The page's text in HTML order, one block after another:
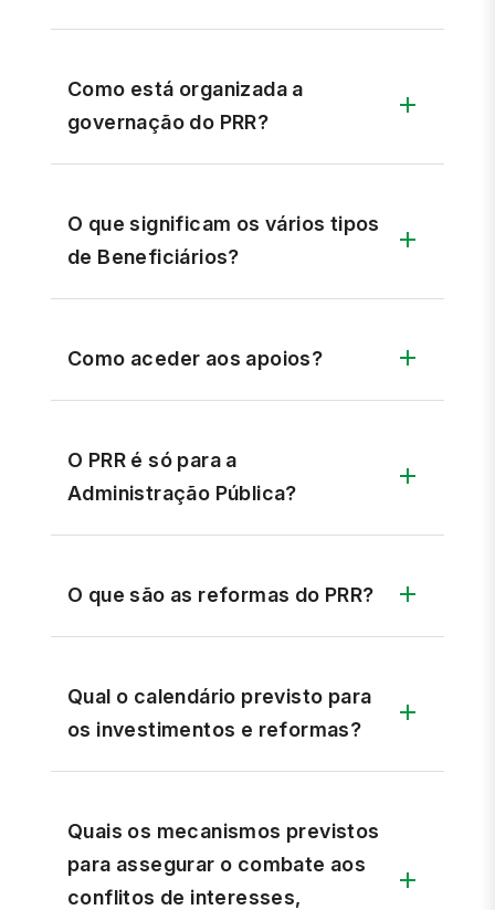
Como está organizada a
governação do PRR?
O que significam os vários tipos
de Beneficiários?
Como aceder aos apoios?
O PRR é só para a
Administração Pública?
O que são as reformas do PRR?
Qual o calendário previsto para
os investimentos e reformas?
Quais os mecanismos previstos
para assegurar o combate aos
conflitos de interesses,